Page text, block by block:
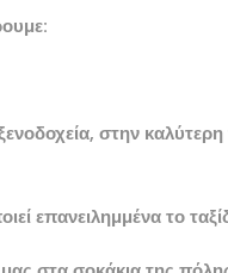
στην
επανειλημμένα το